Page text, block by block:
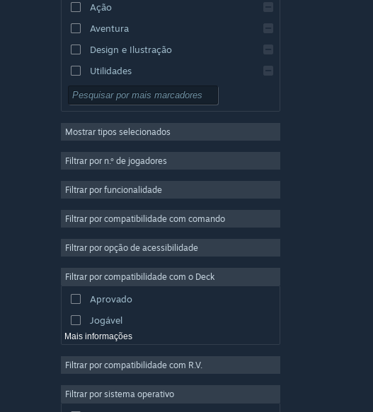
Ação
Aventura
Design e Ilustração
Utilidades
Grátis para Jogar
Multijogador em Massa
Casual
Simulação
Produção de Vídeo
Edição de Fotografias
Mostrar tipos selecionados
Filtrar por n.º de jogadores
Filtrar por funcionalidade
Filtrar por compatibilidade com comando
Filtrar por opção de acessibilidade
Filtrar por compatibilidade com o Deck
Aprovado
Jogável
Mais informações
Filtrar por compatibilidade com R.V.
Filtrar por sistema operativo